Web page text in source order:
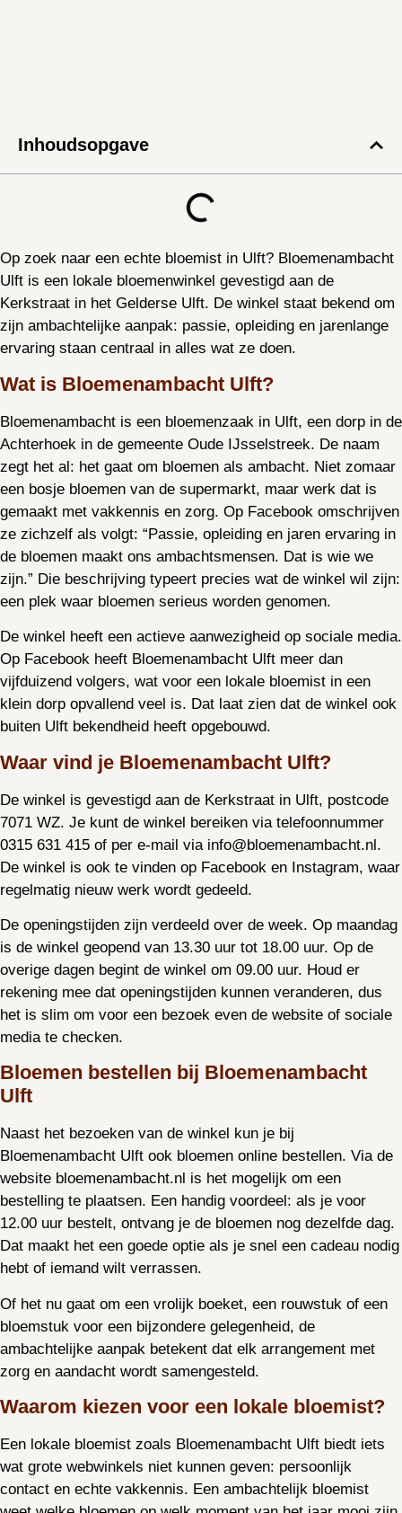
Inhoudsopgave
Op zoek naar een echte bloemist in Ulft? Bloemenambacht
Ulft is een lokale bloemenwinkel gevestigd aan de
Kerkstraat in het Gelderse Ulft. De winkel staat bekend om
zijn ambachtelijke aanpak: passie, opleiding en jarenlange
ervaring staan centraal in alles wat ze doen.
Wat is Bloemenambacht Ulft?
Bloemenambacht is een bloemenzaak in Ulft, een dorp in de
Achterhoek in de gemeente Oude IJsselstreek. De naam
zegt het al: het gaat om bloemen als ambacht. Niet zomaar
een bosje bloemen van de supermarkt, maar werk dat is
gemaakt met vakkennis en zorg. Op Facebook omschrijven
ze zichzelf als volgt: “Passie, opleiding en jaren ervaring in
de bloemen maakt ons ambachtsmensen. Dat is wie we
zijn.” Die beschrijving typeert precies wat de winkel wil zijn:
een plek waar bloemen serieus worden genomen.
De winkel heeft een actieve aanwezigheid op sociale media.
Op Facebook heeft Bloemenambacht Ulft meer dan
vijfduizend volgers, wat voor een lokale bloemist in een
klein dorp opvallend veel is. Dat laat zien dat de winkel ook
buiten Ulft bekendheid heeft opgebouwd.
Waar vind je Bloemenambacht Ulft?
De winkel is gevestigd aan de Kerkstraat in Ulft, postcode
7071 WZ. Je kunt de winkel bereiken via telefoonnummer
0315 631 415 of per e-mail via info@bloemenambacht.nl.
De winkel is ook te vinden op Facebook en Instagram, waar
regelmatig nieuw werk wordt gedeeld.
De openingstijden zijn verdeeld over de week. Op maandag
is de winkel geopend van 13.30 uur tot 18.00 uur. Op de
overige dagen begint de winkel om 09.00 uur. Houd er
rekening mee dat openingstijden kunnen veranderen, dus
het is slim om voor een bezoek even de website of sociale
media te checken.
Bloemen bestellen bij Bloemenambacht
Ulft
Naast het bezoeken van de winkel kun je bij
Bloemenambacht Ulft ook bloemen online bestellen. Via de
website bloemenambacht.nl is het mogelijk om een
bestelling te plaatsen. Een handig voordeel: als je voor
12.00 uur bestelt, ontvang je de bloemen nog dezelfde dag.
Dat maakt het een goede optie als je snel een cadeau nodig
hebt of iemand wilt verrassen.
Of het nu gaat om een vrolijk boeket, een rouwstuk of een
bloemstuk voor een bijzondere gelegenheid, de
ambachtelijke aanpak betekent dat elk arrangement met
zorg en aandacht wordt samengesteld.
Waarom kiezen voor een lokale bloemist?
Een lokale bloemist zoals Bloemenambacht Ulft biedt iets
wat grote webwinkels niet kunnen geven: persoonlijk
contact en echte vakkennis. Een ambachtelijk bloemist